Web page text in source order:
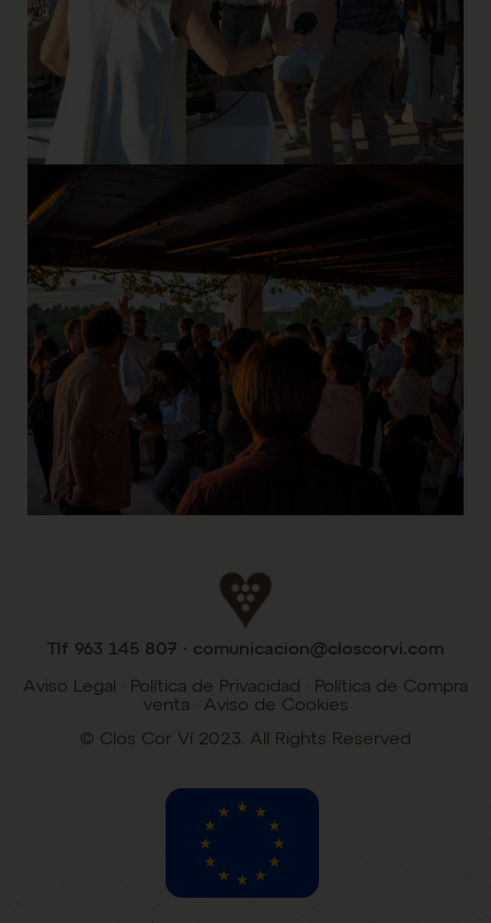
Tlf 963 145 807 · comunicacion@closcorvi.com
Aviso Legal · Política de Privacidad · Política de Compra
venta · Aviso de Cookies
©️ Clos Cor Ví 2023. All Rights Reserved